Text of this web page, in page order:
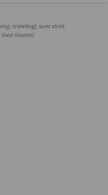
crawling), sunt strict
licența).